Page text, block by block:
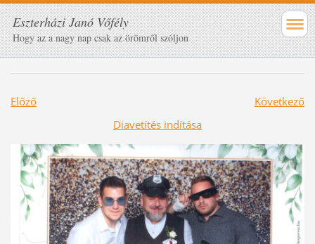
Eszterházi Janó Vőfély
Hogy az a nagy nap csak az örömről szóljon
Előző
Következő
Diavetítés indítása